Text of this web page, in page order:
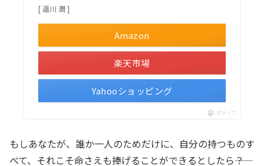
[ 遥川 潤 ]
Amazon
楽天市場
Yahooショッピング
ポチップ
もしあなたが、誰か一人のためだけに、自分の持つものす
べて、それこそ命さえも捧げることができるとしたら――？